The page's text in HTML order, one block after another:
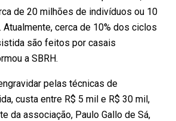
de 20 milhões de indivíduos ou 10
cerca de 10% dos ciclos
são feitos por casais
a SBRH.
pelas técnicas de
custa entre R$ 5 mil e R$ 30 mil,
da associação, Paulo Gallo de Sá,